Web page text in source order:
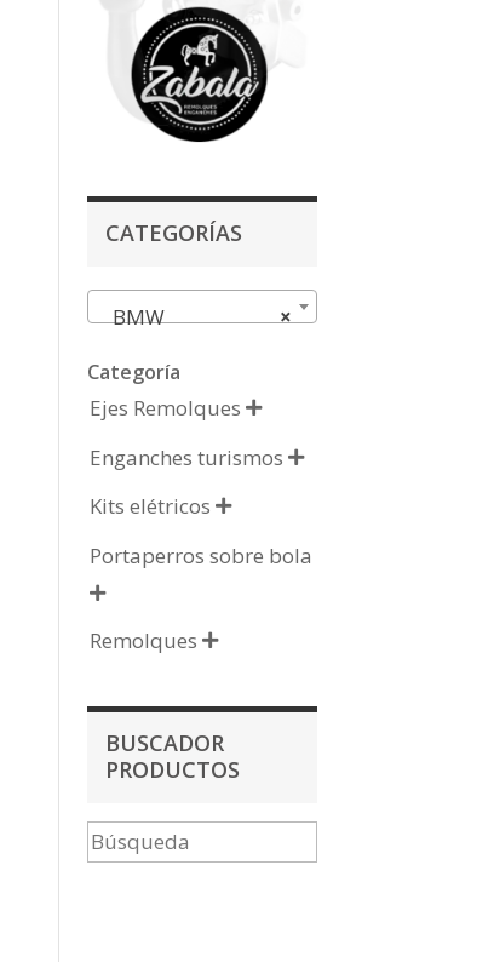
CATEGORÍAS
×
BMW
Categoría
Ejes Remolques 
Enganches turismos 
Kits elétricos 
Portaperros sobre bola

Remolques 
BUSCADOR
PRODUCTOS